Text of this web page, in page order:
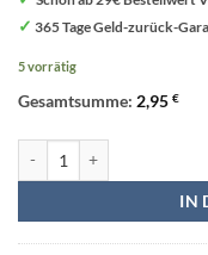
✓ 365 Tage Geld-zurück-
5 vorrätig
Gesamtsumme: 2,95 €
IN